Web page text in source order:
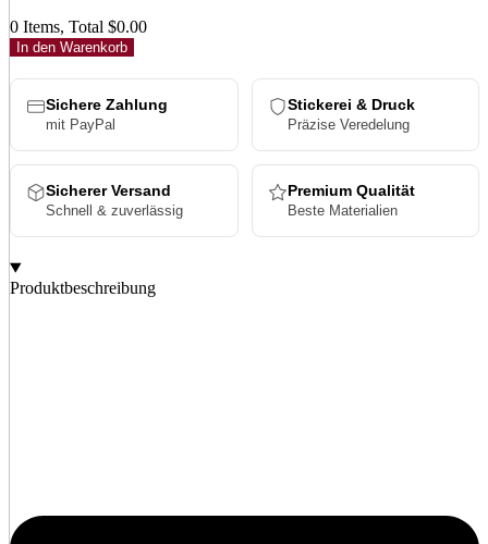
0 Items, Total $0.00
In den Warenkorb
Sichere Zahlung
mit PayPal
Stickerei & Druck
Präzise Veredelung
Sicherer Versand
Schnell & zuverlässig
Premium Qualität
Beste Materialien
Produktbeschreibung